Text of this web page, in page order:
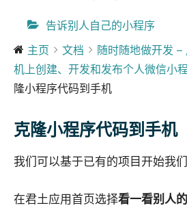
告诉别人自己的小程序
主页
文档
随时随地做开发
机上创建、开发和发布个人微信小
隆小程序代码到手机
克隆小程序代码到手机
我们可以基于已有的项目开始我
在君土应用首页选择看一看别人